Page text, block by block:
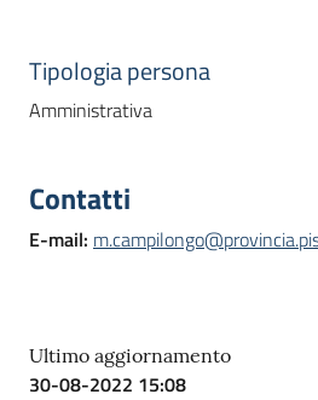
Tipologia persona
Amministrativa
Contatti
E-mail:
Ultimo aggiornamento
30-08-2022 15:08